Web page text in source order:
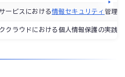
ービスにおける情報セキュリティ 管理
クラウドにおける個人情報保護の実践